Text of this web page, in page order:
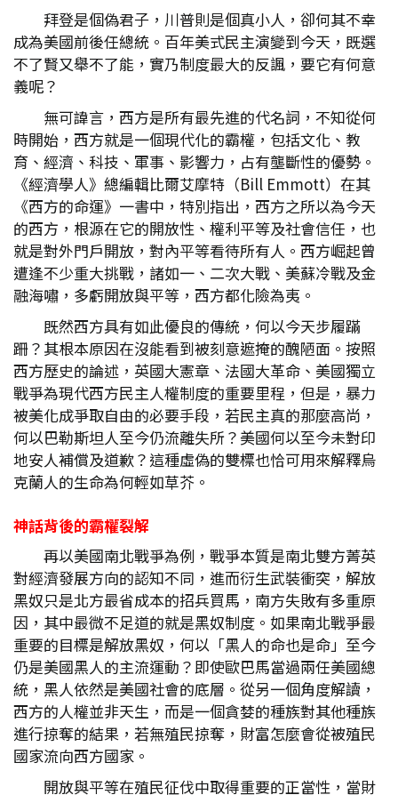
拜登是個偽君子，川普則是個真小人，卻何其不幸
成為美國前後任總統。百年美式民主演變到今天，既選
不了賢又舉不了能，實乃制度最大的反諷，要它有何意
義呢？
無可諱言，西方是所有最先進的代名詞，不知從何
時開始，西方就是一個現代化的霸權，包括文化、教
育、經濟、科技、軍事、影響力，占有壟斷性的優勢。
《經濟學人》總編輯比爾艾摩特（Bill Emmott）在其
《西方的命運》一書中，特別指出，西方之所以為今天
的西方，根源在它的開放性、權利平等及社會信任，也
就是對外門戶開放，對內平等看待所有人。西方崛起曾
遭逢不少重大挑戰，諸如一、二次大戰、美蘇冷戰及金
融海嘯，多虧開放與平等，西方都化險為夷。
既然西方具有如此優良的傳統，何以今天步履蹣
跚？其根本原因在沒能看到被刻意遮掩的醜陋面。按照
西方歷史的論述，英國大憲章、法國大革命、美國獨立
戰爭為現代西方民主人權制度的重要里程，但是，暴力
被美化成爭取自由的必要手段，若民主真的那麼高尚，
何以巴勒斯坦人至今仍流離失所？美國何以至今未對印
地安人補償及道歉？這種虛偽的雙標也恰可用來解釋烏
克蘭人的生命為何輕如草芥。
神話背後的霸權裂解
再以美國南北戰爭為例，戰爭本質是南北雙方菁英
對經濟發展方向的認知不同，進而衍生武裝衝突，解放
黑奴只是北方最省成本的招兵買馬，南方失敗有多重原
因，其中最微不足道的就是黑奴制度。如果南北戰爭最
重要的目標是解放黑奴，何以「黑人的命也是命」至今
仍是美國黑人的主流運動？即使歐巴馬當過兩任美國總
統，黑人依然是美國社會的底層。從另一個角度解讀，
西方的人權並非天生，而是一個貪婪的種族對其他種族
進行掠奪的結果，若無殖民掠奪，財富怎麼會從被殖民
國家流向西方國家。
開放與平等在殖民征伐中取得重要的正當性，當財